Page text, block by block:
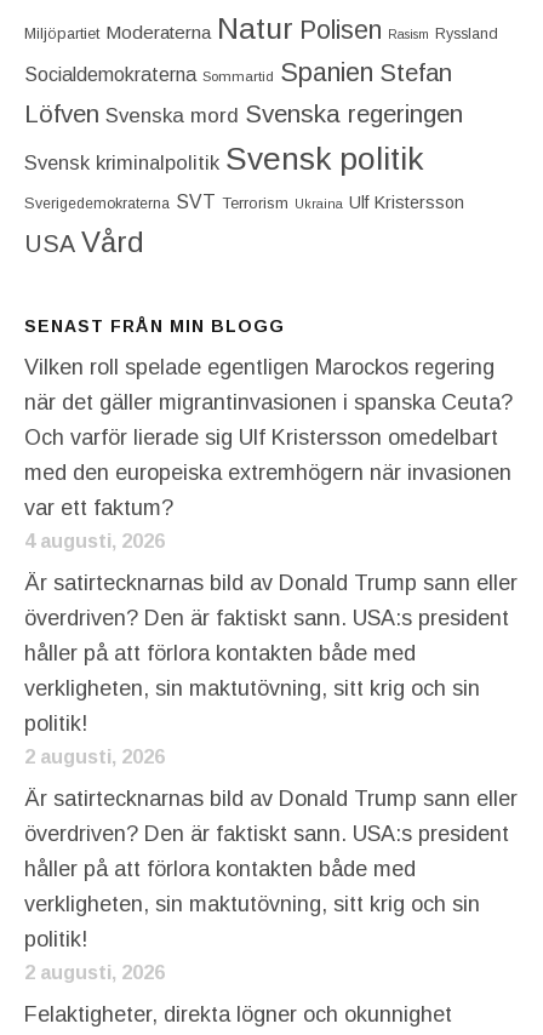
Miljöpartiet Moderaterna Natur Polisen Rasism Ryssland
Socialdemokraterna Sommartid Spanien Stefan
Löfven Svenska mord Svenska regeringen
Svensk kriminalpolitik Svensk politik
Sverigedemokraterna SVT Terrorism Ukraina Ulf Kristersson
USA Vård
SENAST FRÅN MIN BLOGG
Vilken roll spelade egentligen Marockos regering
när det gäller migrantinvasionen i spanska Ceuta?
Och varför lierade sig Ulf Kristersson omedelbart
med den europeiska extremhögern när invasionen
var ett faktum?
4 augusti, 2026
Är satirtecknarnas bild av Donald Trump sann eller
överdriven? Den är faktiskt sann. USA:s president
håller på att förlora kontakten både med
verkligheten, sin maktutövning, sitt krig och sin
politik!
2 augusti, 2026
Är satirtecknarnas bild av Donald Trump sann eller
överdriven? Den är faktiskt sann. USA:s president
håller på att förlora kontakten både med
verkligheten, sin maktutövning, sitt krig och sin
politik!
2 augusti, 2026
Felaktigheter, direkta lögner och okunnighet